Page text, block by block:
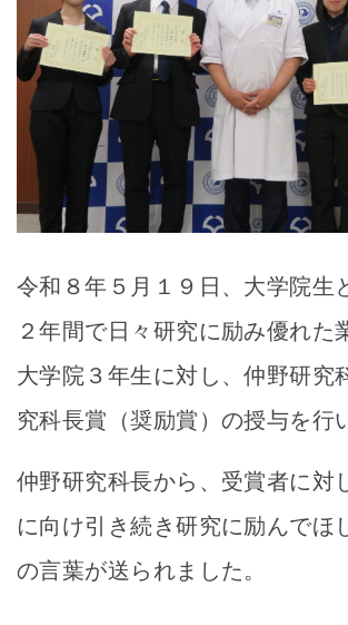
令和８年５月１９日、大学院生
２年間で日々研究に励み優れた
大学院３年生に対し、仲野研究
究科長賞（奨励賞）の授与を行
仲野研究科長から、受賞者に対
に向け引き続き研究に励んでほ
の言葉が送られました。